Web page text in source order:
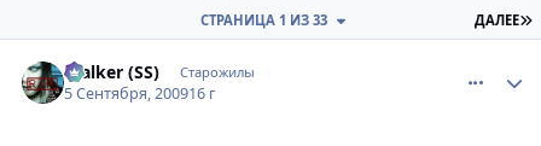
ДАЛЕЕ
СТРАНИЦА 1 ИЗ 33
$talker (SS) Старожилы
5 Сентября, 200916 г